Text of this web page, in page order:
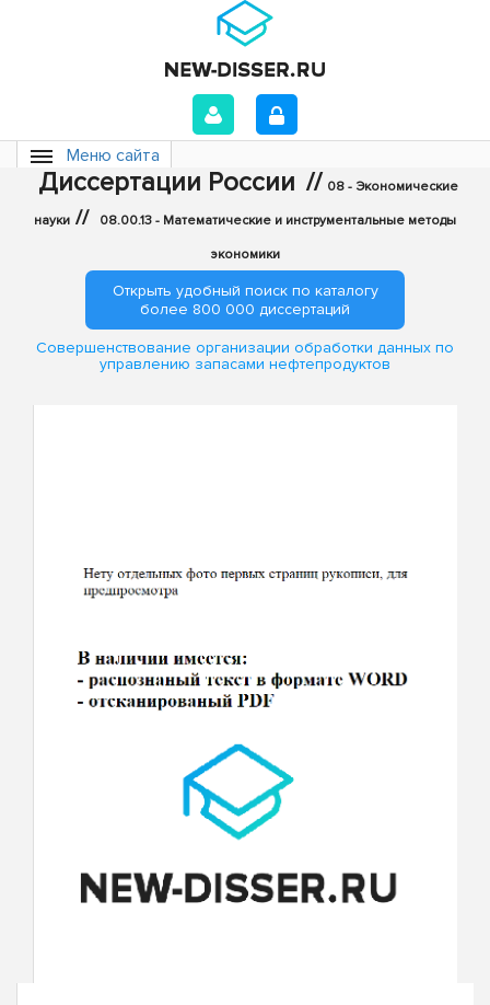
Меню сайта
Диссертации России // 08 - Экономические
науки // 08.00.13 - Математические и инструментальные методы
экономики
Открыть удобный поиск по каталогу
более 800 000 диссертаций
Совершенствование организации обработки данных по
управлению запасами нефтепродуктов